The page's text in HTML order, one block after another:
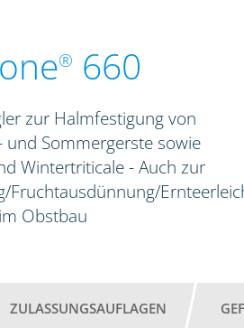
® 660
zur Halmfestigung von
und Sommergerste sowie
Wintertriticale - Auch zur
Fruchtausdünnung/
im Obstbau
ZULASSUNGSAUFLAGEN